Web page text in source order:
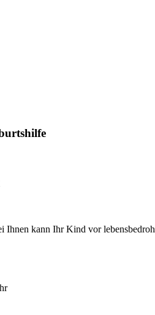
Ihnen kann Ihr Kind vor